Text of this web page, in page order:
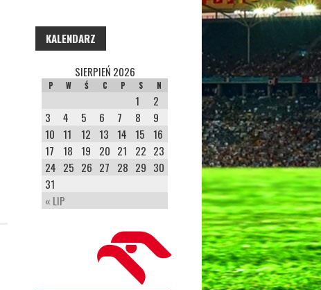
KALENDARZ
SIERPIEŃ 2026
P W Ś C P S N
« LIP
1
2
3
4 5 6 7 8
9
10
11 12 13 14 15
16
17
18 19 20 21 22 23
24 25 26 27 28 29 30
31